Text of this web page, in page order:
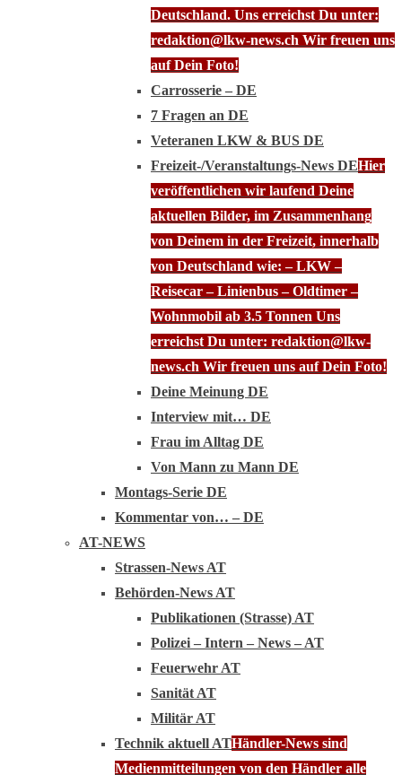
Deutschland. Uns erreichst Du unter:
redaktion@lkw-news.ch Wir freuen uns
auf Dein Foto!
Carrosserie – DE
7 Fragen an DE
Veteranen LKW & BUS DE
Freizeit-/Veranstaltungs-News DEHier
veröffentlichen wir laufend Deine
aktuellen Bilder, im Zusammenhang
von Deinem in der Freizeit, innerhalb
von Deutschland wie: – LKW –
Reisecar – Linienbus – Oldtimer –
Wohnmobil ab 3.5 Tonnen Uns
erreichst Du unter: redaktion@lkw-
news.ch Wir freuen uns auf Dein Foto!
Deine Meinung DE
Interview mit… DE
Frau im Alltag DE
Von Mann zu Mann DE
Montags-Serie DE
Kommentar von… – DE
AT-NEWS
Strassen-News AT
Behörden-News AT
Publikationen (Strasse) AT
Polizei – Intern – News – AT
Feuerwehr AT
Sanität AT
Militär AT
Technik aktuell ATHändler-News sind
Medienmitteilungen von den Händler alle